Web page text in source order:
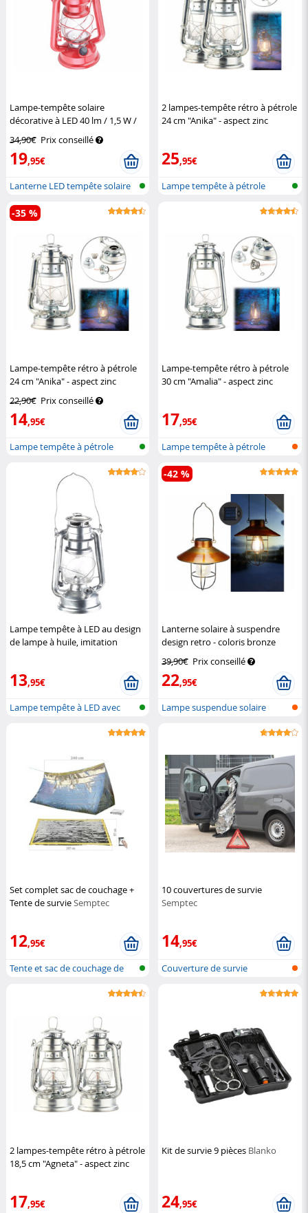
Lampe-tempête solaire
décorative à LED 40 lm / 1,5 W /
34,90€ Prix conseillé
19,95€
Lanterne LED tempête solaire
2 lampes-tempête rétro à pétrole
24 cm "Anika" - aspect zinc
25,95€
Lampe tempête à pétrole
Lampe-tempête rétro à pétrole
24 cm "Anika" - aspect zinc
22,90€ Prix conseillé
14,95€
-35 %
Lampe tempête à pétrole
Lampe-tempête rétro à pétrole
30 cm "Amalia" - aspect zinc
17,95€
Lampe tempête à pétrole
Lampe tempête à LED au design
de lampe à huile, imitation
13,95€
Lampe tempête à LED avec
Lanterne solaire à suspendre
design retro - coloris bronze
39,90€ Prix conseillé
22,95€
-42 %
Lampe suspendue solaire
Set complet sac de couchage +
Tente de survieSemptec
12,95€
Tente et sac de couchage de
10 couvertures de survie
Semptec
14,95€
Couverture de survie
2 lampes-tempête rétro à pétrole
18,5 cm "Agneta" - aspect zinc
17,95€
Kit de survie 9 pièces Blanko
24,95€